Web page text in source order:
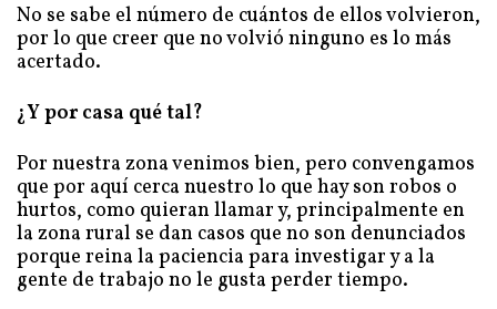
No se sabe el número de cuántos de ellos volvieron,
por lo que creer que no volvió ninguno es lo más
acertado.
¿Y por casa qué tal?
Por nuestra zona venimos bien, pero convengamos
que por aquí cerca nuestro lo que hay son robos o
hurtos, como quieran llamar y, principalmente en
la zona rural se dan casos que no son denunciados
porque reina la paciencia para investigar y a la
gente de trabajo no le gusta perder tiempo.